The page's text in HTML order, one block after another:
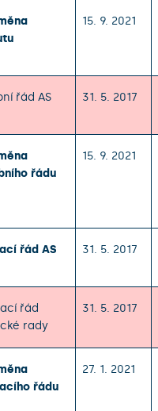
15. 9. 2021
řád AS 31. 5. 2017
řádu
15. 9. 2021
řád AS 31. 5. 2017
řád
rady
31. 5. 2017
řádu
27. 1. 2021